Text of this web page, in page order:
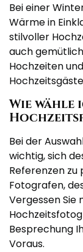
Bei einer
Wärme in
stilvoller
auch
Hochzeiten
Wie wähle
Bei der
wichtig, sich
Referenzen zu
Fotografen,
Vergessen Sie
Besprechung
Voraus.